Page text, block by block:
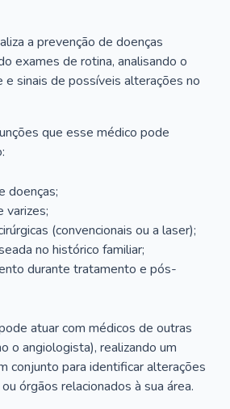
a prevenção de doenças
exames de rotina, analisando o
e sinais de possíveis alterações no
que esse médico pode
doenças;
varizes;
(convencionais ou a laser);
no histórico familiar;
durante tratamento e pós-
atuar com médicos de outras
o angiologista), realizando um
conjunto para identificar alterações
órgãos relacionados à sua área.